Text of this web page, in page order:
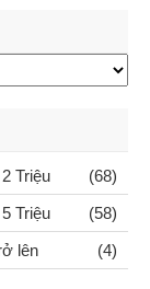
Triệu
(68)
Triệu
(58)
lên
(4)